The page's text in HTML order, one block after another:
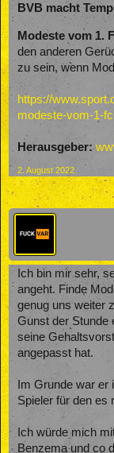
BVB macht
Modeste vom 1.
den anderen
zu sein, wenn
https://
modeste-vom-1-
Herausgeber:
2. August 2022
Ich bin mir sehr,
angeht. Finde
genug uns weiter
Gunst der Stunde
seine
angepasst hat.
Im Grunde war
Spieler für den es
Ich würde mich
Benzema und co